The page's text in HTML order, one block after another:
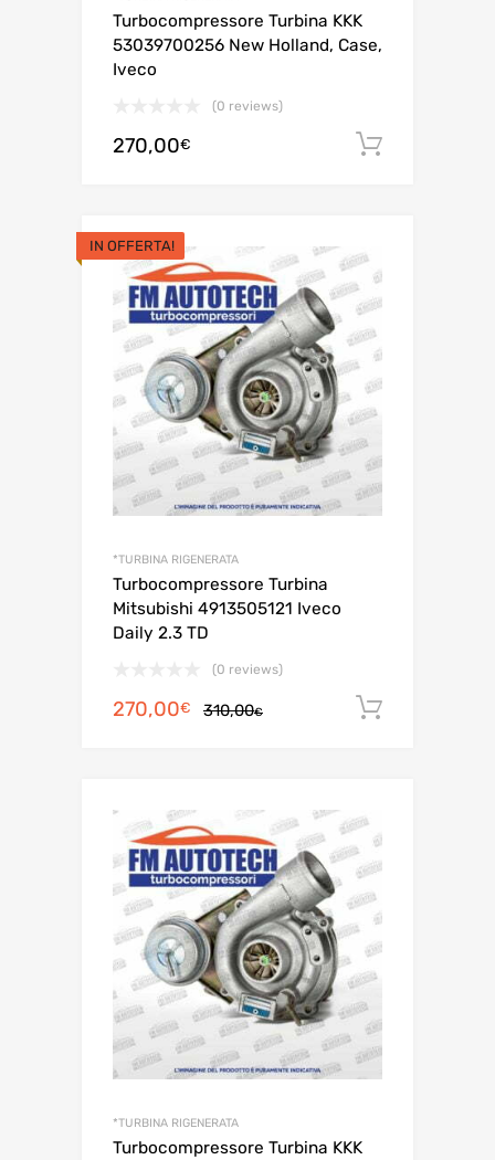
Turbocompressore Turbina KKK
53039700256 New Holland, Case,
Iveco
(0 reviews)
270,00€
IN OFFERTA!
*TURBINA RIGENERATA
Turbocompressore Turbina
Mitsubishi 4913505121 Iveco
Daily 2.3 TD
(0 reviews)
310,00€Il
310,00€.
270,00€
Il
270,00€.
*TURBINA RIGENERATA
Turbocompressore Turbina KKK